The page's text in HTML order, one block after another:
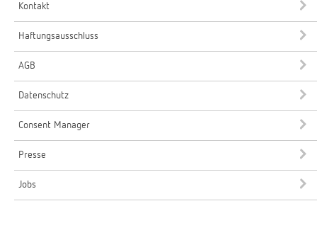
Kontakt
Haftungsausschluss
AGB
Datenschutz
Consent Manager
Presse
Jobs